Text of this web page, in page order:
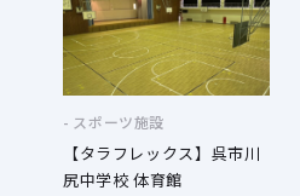
スポーツ施設
【タラフレックス】呉市川
尻中学校 体育館